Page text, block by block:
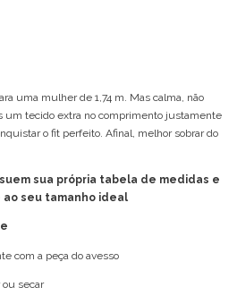
uma mulher de 1,74 m. Mas calma, não
um tecido extra no comprimento justamente
o fit perfeito. Afinal, melhor sobrar do
sua própria tabela de medidas e
seu tamanho ideal
com a peça do avesso
secar